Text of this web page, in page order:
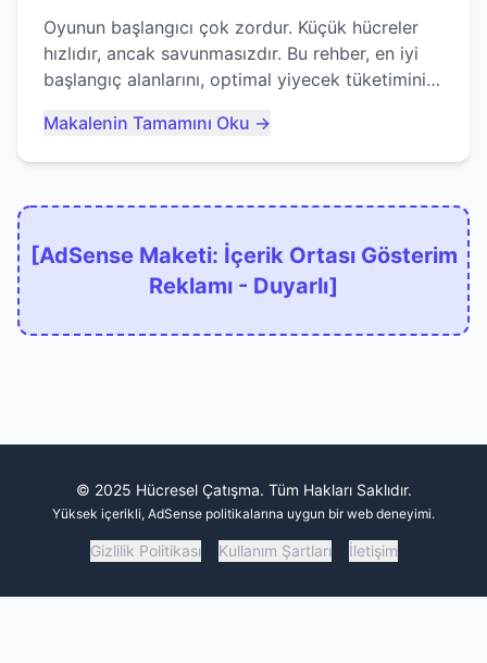
Oyunun başlangıcı çok zordur. Küçük hücreler
hızlıdır, ancak savunmasızdır. Bu rehber, en iyi
başlangıç alanlarını, optimal yiyecek tüketimini
kaçınacağınızı anlatıyor...
Makalenin Tamamını Oku →
[AdSense Maketi: İçerik Ortası Gösterim
Reklamı - Duyarlı]
© 2025 Hücresel Çatışma. Tüm Hakları Saklıdır.
Yüksek içerikli, AdSense politikalarına uygun bir web deneyimi.
Gizlilik Politikası Kullanım Şartları İletişim